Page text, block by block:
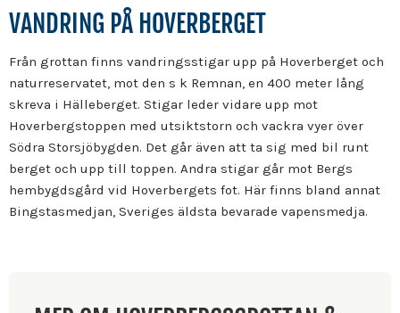
VANDRING PÅ HOVERBERGET
Från grottan finns vandringsstigar upp på Hoverberget och
naturreservatet, mot den s k Remnan, en 400 meter lång
skreva i Hälleberget. Stigar leder vidare upp mot
Hoverbergstoppen med utsiktstorn och vackra vyer över
Södra Storsjöbygden. Det går även att ta sig med bil runt
berget och upp till toppen. Andra stigar går mot Bergs
hembygdsgård vid Hoverbergets fot. Här finns bland annat
Bingstasmedjan, Sveriges äldsta bevarade vapensmedja.